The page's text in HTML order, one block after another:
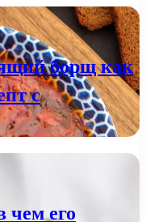
борщ как
с
чем его